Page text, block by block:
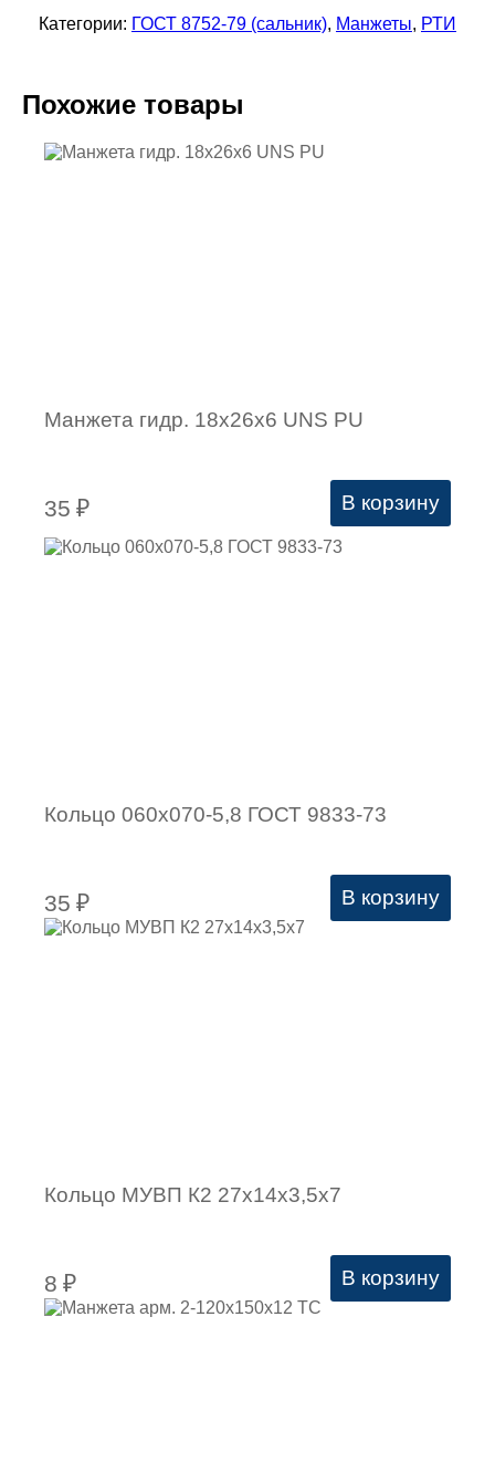
Категории: ГОСТ 8752-79 (сальник), Манжеты, РТИ
Похожие товары
Манжета гидр. 18х26х6 UNS PU
35 ₽ В корзину
Кольцо 060х070-5,8 ГОСТ 9833-73
35 ₽ В корзину
Кольцо МУВП К2 27х14х3,5х7
8 ₽ В корзину